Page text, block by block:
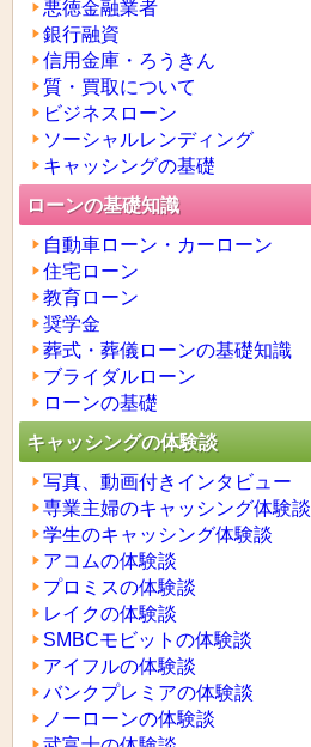
悪徳金融業者
銀行融資
信用金庫・ろうきん
質・買取について
ビジネスローン
ソーシャルレンディング
キャッシングの基礎
ローンの基礎知識
自動車ローン・カーローン
住宅ローン
教育ローン
奨学金
葬式・葬儀ローンの基礎知識
ブライダルローン
ローンの基礎
キャッシングの体験談
写真、動画付きインタビュー
専業主婦のキャッシング体験談
学生のキャッシング体験談
アコムの体験談
プロミスの体験談
レイクの体験談
SMBCモビットの体験談
アイフルの体験談
バンクプレミアの体験談
ノーローンの体験談